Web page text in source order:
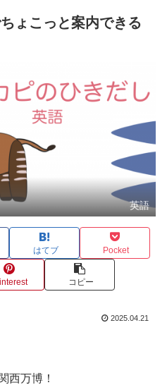
ょこっと案内できる
英語
はてブ Pocket
コピー
2025.04.21
西万博！